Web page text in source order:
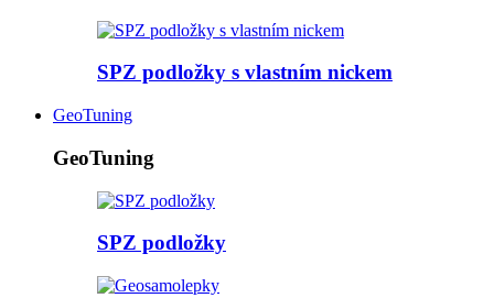
SPZ podložky s vlastním nickem
GeoTuning
GeoTuning
SPZ podložky